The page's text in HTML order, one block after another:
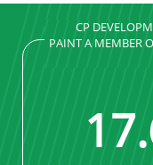
CP
PAINT A MEMBER
17.